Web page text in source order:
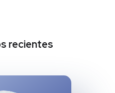
recientes